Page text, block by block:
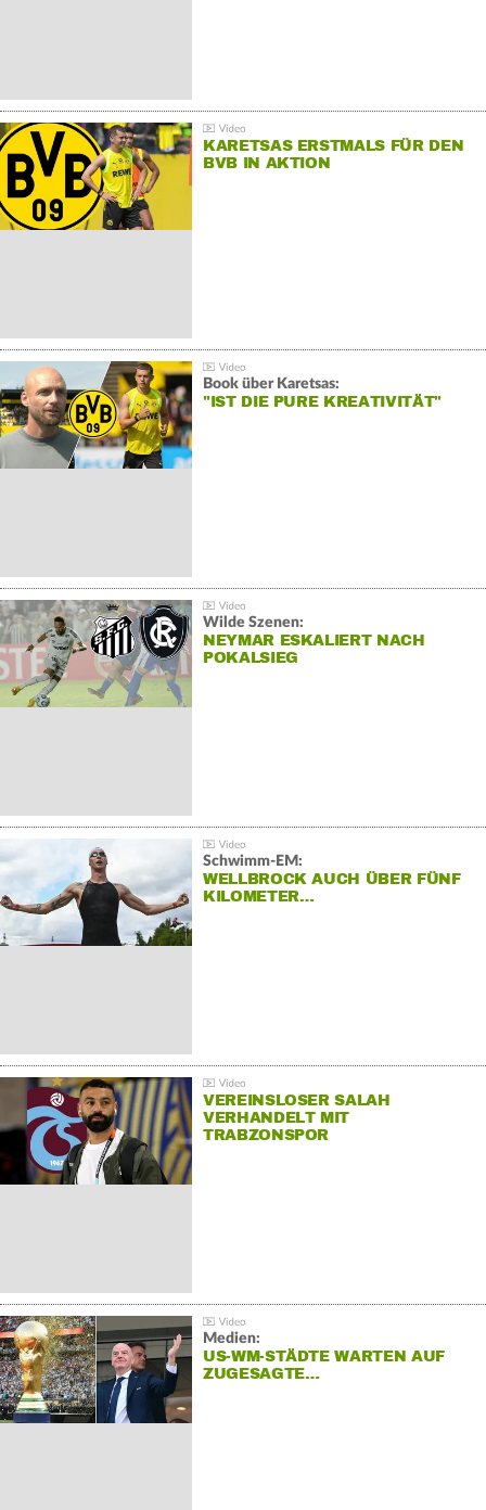
KARETSAS ERSTMALS FÜR DEN
BVB IN AKTION
Book über Karetsas:
"IST DIE PURE KREATIVITÄT"
Wilde Szenen:
NEYMAR ESKALIERT NACH
POKALSIEG
Schwimm-EM:
WELLBROCK AUCH ÜBER FÜNF
KILOMETER…
VEREINSLOSER SALAH
VERHANDELT MIT
TRABZONSPOR
Medien:
US-WM-STÄDTE WARTEN AUF
ZUGESAGTE…